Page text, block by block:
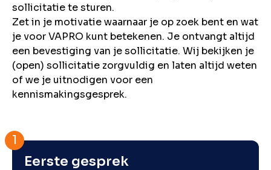
sollicitatie te sturen.
Zet in je motivatie waarnaar je op zoek bent en wat
je voor VAPRO kunt betekenen. Je ontvangt altijd
een bevestiging van je sollicitatie. Wij bekijken je
(open) sollicitatie zorgvuldig en laten altijd weten
of we je uitnodigen voor een
kennismakingsgesprek.
Eerste gesprek